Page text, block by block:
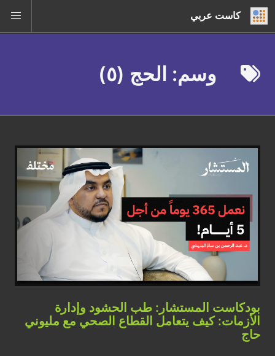
كاست عربي
وسم: الحج (٥)
بودكاست المستشار: طب الحشود وإدارة
الأزمات: كيف يتعامل القطاع الصحي مع مليوني
حاج